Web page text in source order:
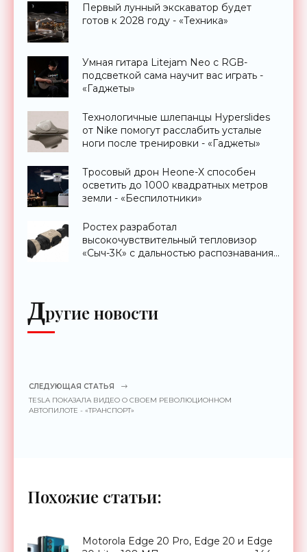
Первый лунный экскаватор будет
готов к 2028 году - «Техника»
Умная гитара Litejam Neo с RGB-
подсветкой сама научит вас играть -
«Гаджеты»
Технологичные шлепанцы Hyperslides
от Nike помогут расслабить усталые
ноги после тренировки - «Гаджеты»
Тросовый дрон Heone-X способен
осветить до 1000 квадратных метров
земли - «Беспилотники»
Ростех разработал
высокочувствительный тепловизор
«Сыч-3К» с дальностью распознавания
Другие новости
СЛЕДУЮЩАЯ СТАТЬЯ
TESLA ПОКАЗАЛА ВИДЕО О СВОЕМ РЕВОЛЮЦИОННОМ
АВТОПИЛОТЕ - «ТРАНСПОРТ»
Похожие статьи:
Motorola Edge 20 Pro, Edge 20 и Edge